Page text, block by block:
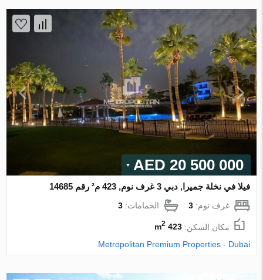
20 500 000 AED
فيلا في نخلة جميرا, دبي 3 غرف نوم, 423 م² رقم 14685
غرف نوم:3 الحمامات:3
مكان السكن:423 m
2
Metropolitan Premium Properties - Dubai